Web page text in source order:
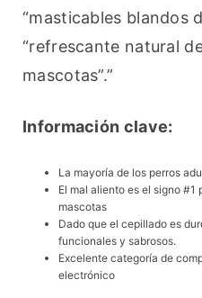
“masticables blandos
“refrescante natural
mascotas”.”
Información clave:
La mayoría de los perros
El mal aliento es el signo
mascotas
Dado que el cepillado es
funcionales y sabrosos.
Excelente categoría de
electrónico